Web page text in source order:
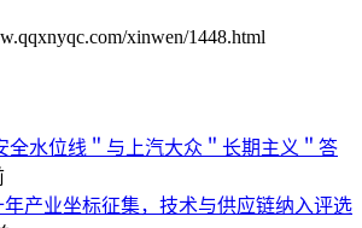
xinwen/1448.html
全水位线＂与上汽大众＂长期主义＂答
产业坐标征集，技术与供应链纳入评选